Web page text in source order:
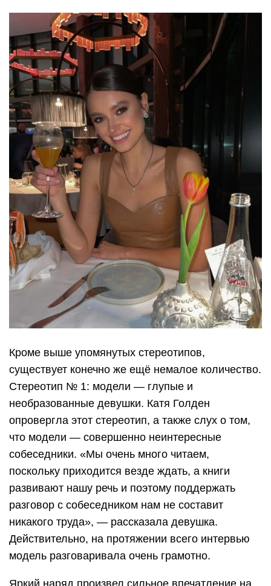
Кроме выше упомянутых стереотипов,
существует конечно же ещё немалое количество.
Стереотип № 1: модели — глупые и
необразованные девушки. Катя Голден
опровергла этот стереотип, а также слух о том,
что модели — совершенно неинтересные
собеседники. «Мы очень много читаем,
поскольку приходится везде ждать, а книги
развивают нашу речь и поэтому поддержать
разговор с собеседником нам не составит
никакого труда», — рассказала девушка.
Действительно, на протяжении всего интервью
модель разговаривала очень грамотно.